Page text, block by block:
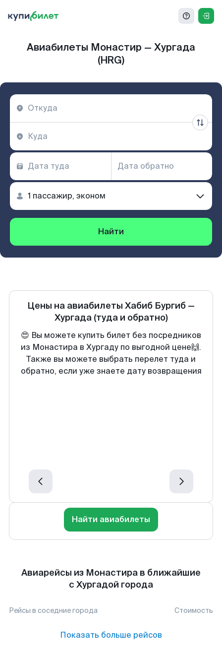
Авиабилеты Монастир — Хургада
(HRG)
Найти
Цены на авиабилеты Хабиб Бургиб —
Хургада (туда и обратно)
😍 Вы можете купить билет без посредников
из Монастира в Хургаду по выгодной цене🙌.
Также вы можете выбрать перелет туда и
обратно, если уже знаете дату возвращения
Найти авиабилеты
Авиарейсы из Монастира в ближайшие
с Хургадой города
Рейсы в соседние города Стоимость
Показать больше рейсов